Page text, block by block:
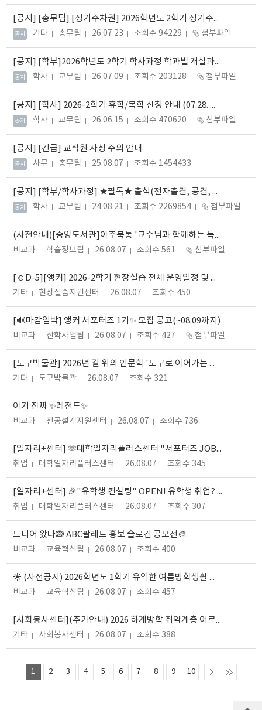
[공지] [총무팀] [정기주차권] 2026학년도 2학기 정기주차권 신청 및 등록 안내
공지 기타 총무팀 26.07.23 조회수 94229 첨부파일
[공지] [학부]2026학년도 2학기 학사과정 학과별 개설과목 현황 안내(수시 업데이트 예정)
공지 학사 교무팀 26.07.09 조회수 203128 첨부파일
[공지] [학사] 2026-2학기 휴학/복학 신청 안내 (07.28. 수정)
공지 학사 교무팀 26.06.15 조회수 470620 첨부파일
[공지] [긴급] 교직원 사칭 주의 안내
공지 사무 총무팀 25.08.07 조회수 1454433
[공지] [학부/학사과정] ★필독★ 출석(전자출결, 공결, 취업계, 코로나 등) 관련 안내(08.29.수정)
공지 학사 교무팀 24.08.21 조회수 2269854 첨부파일
(사전안내)[중앙도서관]아주북통 '교수님과 함께하는 독서클럽' 모집 안내
비교과 학술정보팀 26.08.07 조회수 561 첨부파일
[☺️D-5][앵커] 2026-2학기 현장실습 전체 운영일정 및 학생 지원신청 안내(★7.16.~8.12.)
기타 현장실습지원센터 26.08.07 조회수 450
[🔊마감임박] 앵커 서포터즈 1기✨ 모집 공고(~08.09까지)
비교과 산학사업팀 26.08.07 조회수 427 첨부파일
[도구박물관] 2026년 길 위의 인문학 '도구로 이어가는 수원의 지속 가능한 삶' 교양강좌 수강생 모집 안내
기타 도구박물관 26.08.07 조회수 321
이거 진짜 ✨레전드✨
비교과 전공설계지원센터 26.08.07 조회수 736
[일자리+센터] 🫶대학일자리플러스센터 "서포터즈 JOB-A+ 18기" 추가모집 중!
취업 대학일자리플러스센터 26.08.07 조회수 345
[일자리+센터] 🎉"유학생 컨설팅" OPEN! 유학생 취업? 대학일자리플러스센터에서 상담 받아보세요!📢
취업 대학일자리플러스센터 26.08.07 조회수 307
드디어 왔다🙉 ABC팔레트 홍보 슬로건 공모전🎨
비교과 교육혁신팀 26.08.07 조회수 400
☀️ (사전공지) 2026학년도 1학기 유익한 여름방학생활 에세이 공모전 ☀️
비교과 교육혁신팀 26.08.07 조회수 457
[사회봉사센터](추가안내) 2026 하계방학 취약계층 어르신 식사 지원 봉사자 모집 안내
기타 사회봉사센터 26.08.07 조회수 388
1 2 3 4 5 6 7 8 9 10